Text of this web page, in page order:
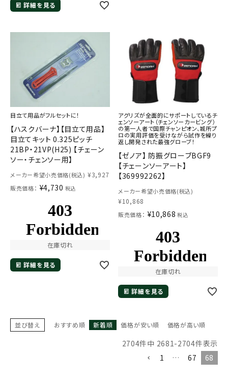
詳細を見る
目立て用品がフルセットに！
【ハスクバーナ】【目立て用品】
目立てキット 0.325ピッチ
21BP・21VP(H25) 【チェーン
ソー・チェンソー用】
メーカー希望小売価格(税込) ¥3,927
販売価格： ¥4,730 税込
在庫切れ
詳細を見る
アグリズが全面的にサポートしているチ
ェンソーアート（チェンソーカービング）
の第一人者で国際チャンピオン、城所プ
ロの実用評価を受けながら試作を繰り
返し開発された最強グローブ！
【ゼノア】 防振グローブBGF9
【チェーンソーアート】
【369992262】
メーカー希望小売価格(税込)
¥10,868
販売価格： ¥10,868 税込
在庫切れ
詳細を見る
並び替え おすすめ順 新着順 価格が安い順 価格が高い順
2704件中 2681-2704件表示
1
… 67 68